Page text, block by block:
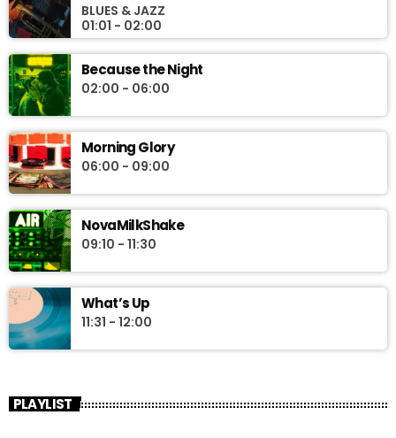
BLUES & JAZZ
01:01 - 02:00
Because the Night
02:00 - 06:00
Morning Glory
06:00 - 09:00
NovaMilkShake
09:10 - 11:30
What’s Up
11:31 - 12:00
PLAYLIST